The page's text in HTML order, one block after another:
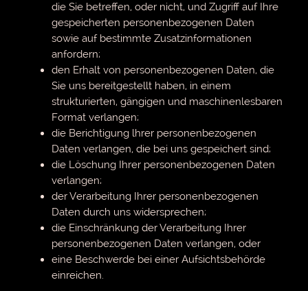
die Sie betreffen, oder nicht, und Zugriff auf Ihre
gespeicherten personenbezogenen Daten
sowie auf bestimmte Zusatzinformationen
anfordern;
den Erhalt von personenbezogenen Daten, die
Sie uns bereitgestellt haben, in einem
strukturierten, gängigen und maschinenlesbaren
Format verlangen;
die Berichtigung lhrer personenbezogenen
Daten verlangen, die bei uns gespeichert sind;
die Löschung Ihrer personenbezogenen Daten
verlangen;
der Verarbeitung Ihrer personenbezogenen
Daten durch uns widersprechen;
die Einschränkung der Verarbeitung Ihrer
personenbezogenen Daten verlangen, oder
eine Beschwerde bei einer Aufsichtsbehörde
einreichen.